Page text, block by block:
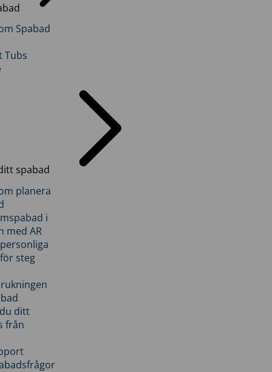
Spabad
Tubs
spabad
planera
i
med AR
steg
ditt
från